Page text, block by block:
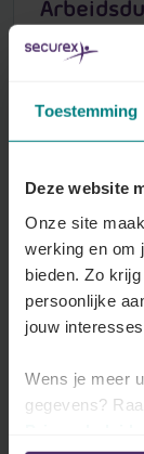
Toestemming
Deze website
Onze site
werking en om
bieden. Zo
persoonlijke
jouw
Wens je meer
gegevens?
De
sector kan
Alles
dwingende